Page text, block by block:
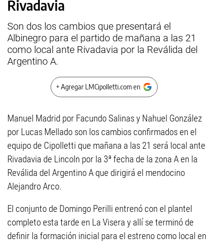
Rivadavia
Son dos los cambios que presentará el
Albinegro para el partido de mañana a las 21
como local ante Rivadavia por la Reválida del
Argentino A.
+ Agregar LMCipolletti.com en
Manuel Madrid por Facundo Salinas y Nahuel González
por Lucas Mellado son los cambios confirmados en el
equipo de Cipolletti que mañana a las 21 será local ante
Rivadavia de Lincoln por la 3ª fecha de la zona A en la
Reválida del Argentino A que dirigirá el mendocino
Alejandro Arco.
El conjunto de Domingo Perilli entrenó con el plantel
completo esta tarde en La Visera y allí se terminó de
definir la formación inicial para el estreno como local en